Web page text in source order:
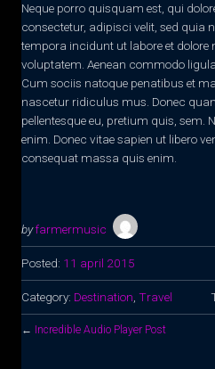
Neque porro quisquam est, qui
consectetur, adipisci velit, sed quia
tempora incidunt ut labore et
voluptatem. Aenean commodo
Cum sociis natoque penatibus et
nascetur ridiculus mus. Donec
pellentesque eu, pretium quis, sem.
enim. Donec vitae sapien ut libero
consequat massa quis enim.
byfarmermusic
Posted: 11 april 2015
Category: Destination Travel
← Incredible Audio Player Post